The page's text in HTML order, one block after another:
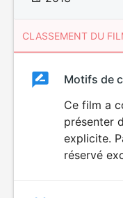
CLASSEMENT DU
Classement
Motifs de
Ce film a
présenter
explicite.
réservé